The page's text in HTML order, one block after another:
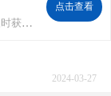
点击查看
2024-03-27